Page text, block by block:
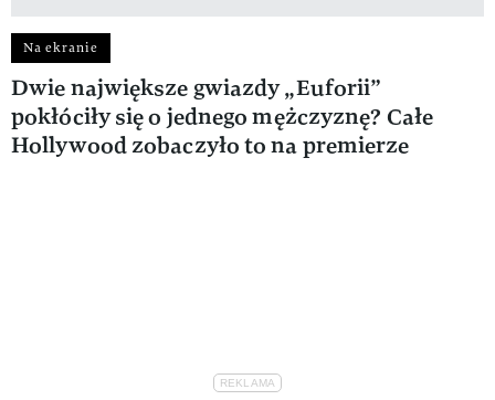
Na ekranie
Dwie największe gwiazdy „Euforii”
pokłóciły się o jednego mężczyznę? Całe
Hollywood zobaczyło to na premierze